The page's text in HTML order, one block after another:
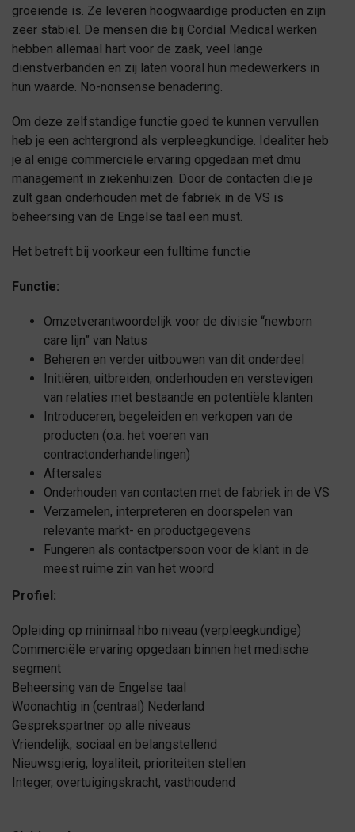
groeiende is. Ze leveren hoogwaardige producten en zijn
zeer stabiel. De mensen die bij Cordial Medical werken
hebben allemaal hart voor de zaak, veel lange
dienstverbanden en zij laten vooral hun medewerkers in
hun waarde. No-nonsense benadering.
Om deze zelfstandige functie goed te kunnen vervullen
heb je een achtergrond als verpleegkundige. Idealiter heb
je al enige commerciële ervaring opgedaan met dmu
management in ziekenhuizen. Door de contacten die je
zult gaan onderhouden met de fabriek in de VS is
beheersing van de Engelse taal een must.
Het betreft bij voorkeur een fulltime functie
Functie:
Omzetverantwoordelijk voor de divisie “newborn
care lijn” van Natus
Beheren en verder uitbouwen van dit onderdeel
Initiëren, uitbreiden, onderhouden en verstevigen
van relaties met bestaande en potentiële klanten
Introduceren, begeleiden en verkopen van de
producten (o.a. het voeren van
contractonderhandelingen)
Aftersales
Onderhouden van contacten met de fabriek in de VS
Verzamelen, interpreteren en doorspelen van
relevante markt- en productgegevens
Fungeren als contactpersoon voor de klant in de
meest ruime zin van het woord
Profiel:
Opleiding op minimaal hbo niveau (verpleegkundige)
Commerciële ervaring opgedaan binnen het medische
segment
Beheersing van de Engelse taal
Woonachtig in (centraal) Nederland
Gesprekspartner op alle niveaus
Vriendelijk, sociaal en belangstellend
Nieuwsgierig, loyaliteit, prioriteiten stellen
Integer, overtuigingskracht, vasthoudend